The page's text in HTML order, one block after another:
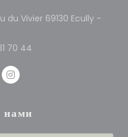
du Vivier 69130 Ecully -
70 44
((открывается в новом
Instagram ((открывается
нами